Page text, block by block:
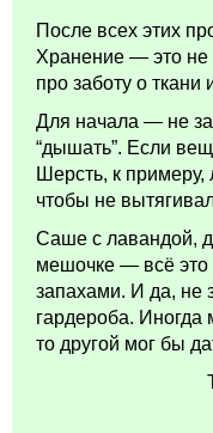
После всех этих
Хранение — это не
про заботу о
Для начала — не
“дышать”. Если
Шерсть, к
чтобы не
Саше с лавандой,
мешочке — всё это
запахами. И да, не
гардероба.
то другой мог бы